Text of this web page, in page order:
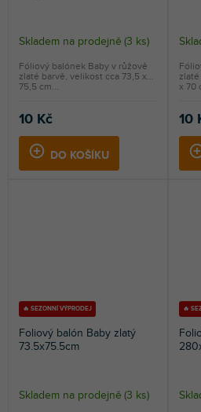
Skladem na prodejně (3 ks)
10 Kč
DO KOŠÍKU
Fóliový balónek Baby v růžově
zlaté barvě, velikost cca 73,5 x
75,5 cm...
10
x 70
🔥 SEZONNÍ VÝPRODEJ
Foliový balón Baby zlatý
73.5x75.5cm
Skladem na prodejně (3 ks)
🔥